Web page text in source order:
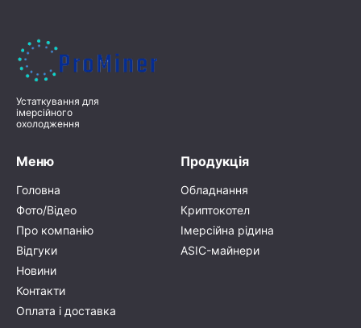
Устаткування для
імерсійного
охолодження
Меню
Головна
Фото/Відео
Про компанію
Відгуки
Новини
Контакти
Оплата і доставка
Продукція
Обладнання
Криптокотел
Імерсійна рідина
ASIC-майнери